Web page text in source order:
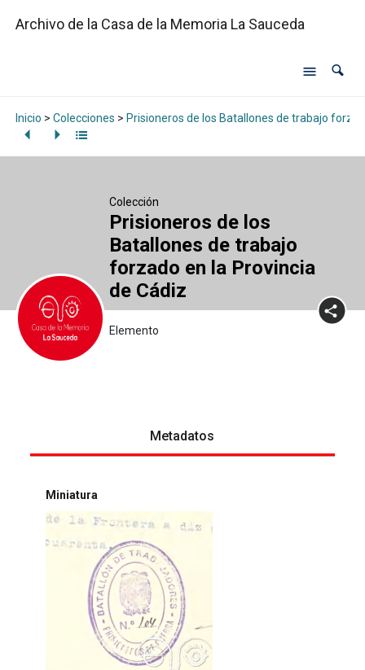
Archivo de la Casa de la Memoria La Sauceda
Inicio > Colecciones > Prisioneros de los Batallones de trabajo
Colección
Prisioneros de los
Batallones de trabajo
forzado en la Provincia
de Cádiz
Elemento
Metadatos
Miniatura